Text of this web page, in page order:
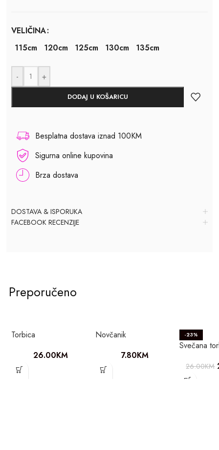
VELIČINA
115cm
120cm 125cm 130cm 135cm
- +
DODAJ U KOŠARICU
Besplatna dostava iznad 100KM
Sigurna online kupovina
Brza dostava
DOSTAVA & ISPORUKA
FACEBOOK RECENZIJE
Preporučeno
Torbica
26.00KM
Novčanik
7.80KM
-23%
Svečana
26.00KM